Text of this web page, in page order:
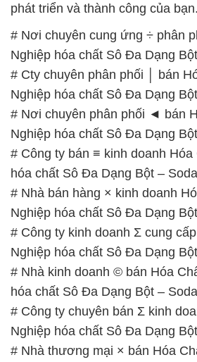
phát triển và thành công của bạn.
# Nơi chuyên cung ứng ÷ phân
Nghiệp hóa chất Sô Đa Dạng
# Cty chuyên phân phối │ bán
Nghiệp hóa chất Sô Đa Dạng
# Nơi chuyên phân phối ◄ bán
Nghiệp hóa chất Sô Đa Dạng
# Công ty bán ≡ kinh doanh
hóa chất Sô Đa Dạng Bột –
# Nhà bán hàng × kinh doanh
Nghiệp hóa chất Sô Đa Dạng
# Công ty kinh doanh Σ cung
Nghiệp hóa chất Sô Đa Dạng
# Nhà kinh doanh © bán Hóa
hóa chất Sô Đa Dạng Bột –
# Công ty chuyên bán Σ kinh
Nghiệp hóa chất Sô Đa Dạng
# Nhà thương mại × bán Hóa